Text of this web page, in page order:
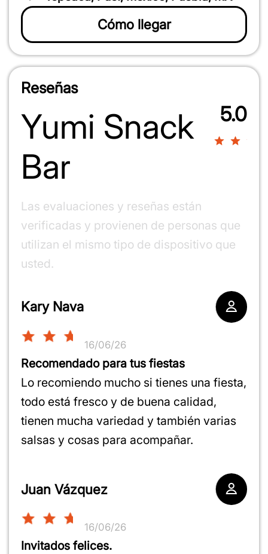
Cómo llegar
Reseñas
Yumi Snack
Bar
5.0
100%
Las evaluaciones y reseñas están
verificadas y provienen de personas que
utilizan el mismo tipo de dispositivo que
usted.
Kary Nava
16/06/26
Recomendado para tus fiestas
Lo recomiendo mucho si tienes una fiesta,
todo está fresco y de buena calidad,
tienen mucha variedad y también varias
salsas y cosas para acompañar.
Juan Vázquez
100%
16/06/26
Invitados felices.
star
stars
stars
stars
stars
2345
1
star
2
stars
3
stars
4
stars
5
stars